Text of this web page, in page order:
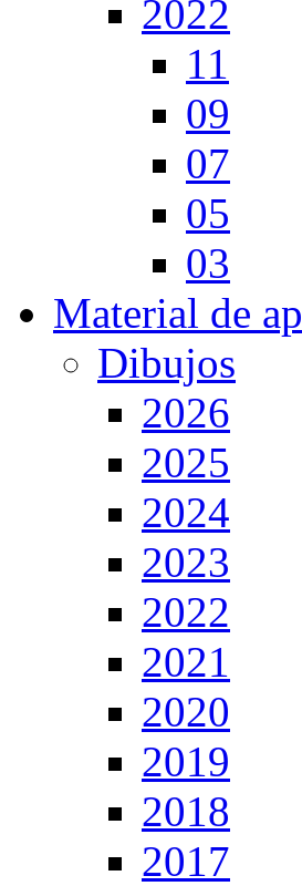
2022
11
09
07
05
03
Material de
Dibujos
2026
2025
2024
2023
2022
2021
2020
2019
2018
2017